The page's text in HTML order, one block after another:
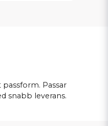
Passar
snabb leverans.